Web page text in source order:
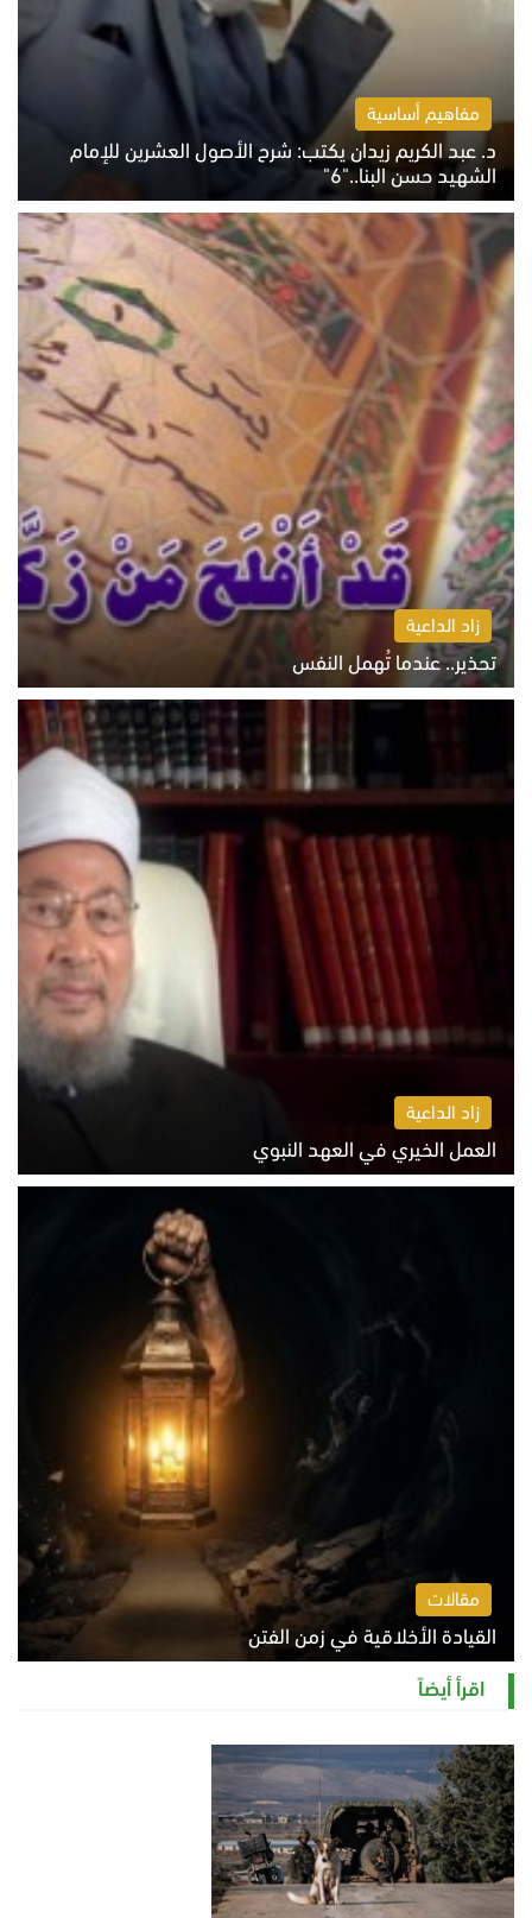
مفاهيم أساسية
د. عبد الكريم زيدان يكتب: شرح الأصول العشرين للإمام
الشهيد حسن البنا.."6"
الاثنين 10 أغسطس 2026 10:48 ص
زاد الداعية
تحذير.. عندما تُهمل النفس
الاثنين 10 أغسطس 2026 11:11 ص
زاد الداعية
العمل الخيري في العهد النبوي
الاثنين 10 أغسطس 2026 10:55 ص
مقالات
القيادة الأخلاقية في زمن الفتن
الاثنين 10 أغسطس 2026 11:31 ص
اقرأ أيضاً